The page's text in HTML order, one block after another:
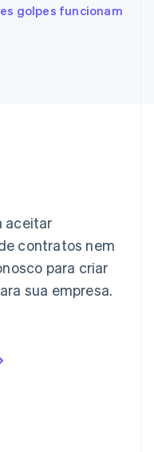
golpes funcionam
aceitar
contratos nem
para criar
sua empresa.